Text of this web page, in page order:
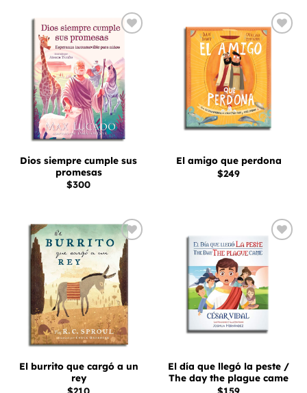
Añadir
lista
de
deseos
Dios siempre cumple sus
promesas
$300
Añadir
a la
deseos
El amigo que perdona
$249
Añadir
a la
lista
de
deseos
El burrito que cargó a un
rey
$210
Añadir
lista
deseos
El día que llegó la peste /
The day the plague came
$159